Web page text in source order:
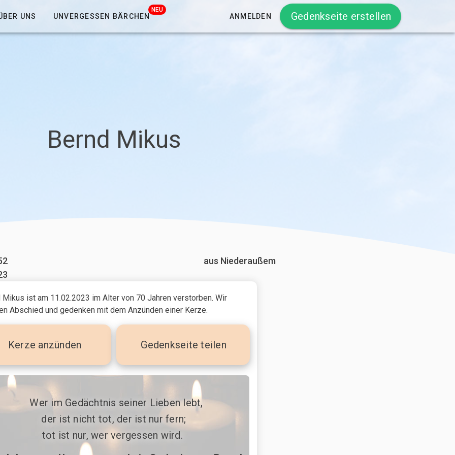
UNS UNVERGESSEN BÄRCHEN
NEU
ANMELDEN Gedenkseite erstellen
Bernd Mikus
aus Niederaußem
Mikus ist am 11.02.2023 im Alter von 70 Jahren verstorben. Wir
Abschied und gedenken mit dem Anzünden einer Kerze.
Kerze anzünden Gedenkseite teilen
Wer im Gedächtnis seiner Lieben lebt,
der ist nicht tot, der ist nur fern;
tot ist nur, wer vergessen wird.